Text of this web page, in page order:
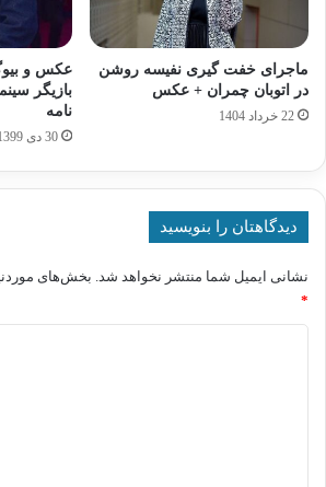
ماجرای خفت گیری نفیسه روشن
در اتوبان چمران + عکس
22 خرداد 1404
عکس و
بازیگر
نامه
30 دی 1399
دیدگاهتان را بنویسید
نشانی ایمیل شما منتشر نخواهد شد. بخش‌های
*